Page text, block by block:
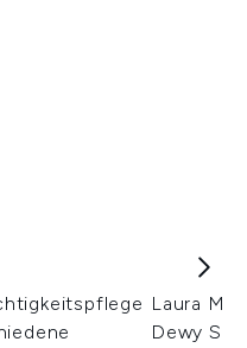
Laura
Dewy